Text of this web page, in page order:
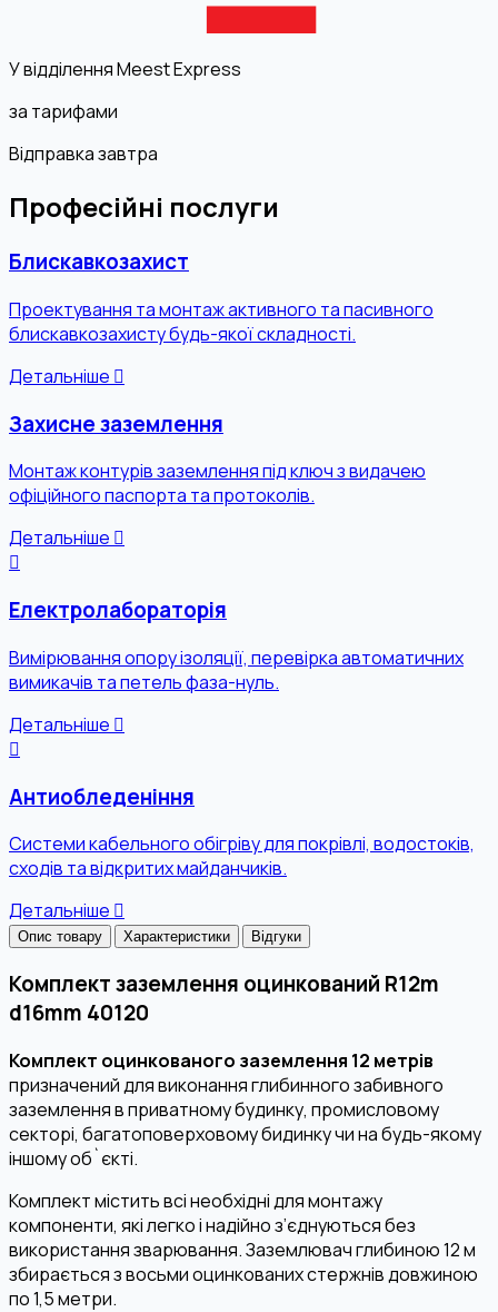
У відділення Meest Express
за тарифами
Відправка завтра
Професійні послуги
Блискавкозахист
Проектування та монтаж активного та пасивного
блискавкозахисту будь-якої складності.
Детальніше
Захисне заземлення
Монтаж контурів заземлення під ключ з видачею
офіційного паспорта та протоколів.
Детальніше
Електролабораторія
Вимірювання опору ізоляції, перевірка автоматичних
вимикачів та петель фаза-нуль.
Детальніше
Антиобледеніння
Системи кабельного обігріву для покрівлі, водостоків,
сходів та відкритих майданчиків.
Детальніше
Опис товару Характеристики Відгуки
Комплект заземлення оцинкований R12m
d16mm 40120
Комплект оцинкованого заземлення 12 метрів
призначений для виконання глибинного забивного
заземлення в приватному будинку, промисловому
секторі, багатоповерховому бидинку чи на будь-якому
іншому об`єкті.
Комплект містить всі необхідні для монтажу
компоненти, які легко і надійно з’єднуються без
використання зварювання. Заземлювач глибиною 12 м
збирається з восьми оцинкованих стержнів довжиною
по 1,5 метри.